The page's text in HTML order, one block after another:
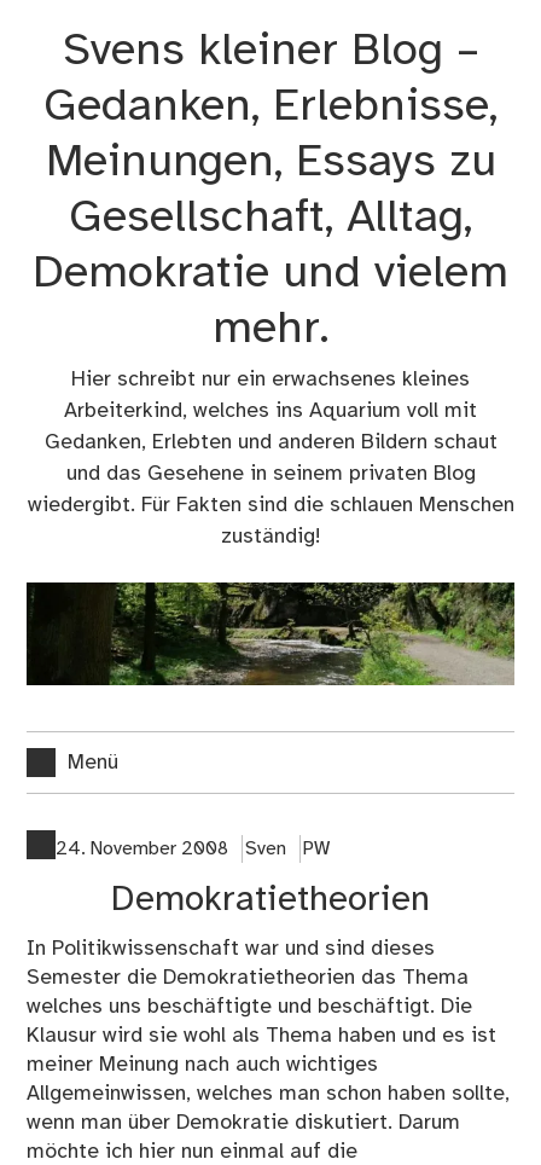
Svens kleiner Blog –
Gedanken, Erlebnisse,
Meinungen, Essays zu
Gesellschaft, Alltag,
Demokratie und vielem
mehr.
Hier schreibt nur ein erwachsenes kleines
Arbeiterkind, welches ins Aquarium voll mit
Gedanken, Erlebten und anderen Bildern schaut
und das Gesehene in seinem privaten Blog
wiedergibt. Für Fakten sind die schlauen Menschen
zuständig!
Menü
24. November 2008 Sven PW
Demokratietheorien
In Politikwissenschaft war und sind dieses
Semester die Demokratietheorien das Thema
welches uns beschäftigte und beschäftigt. Die
Klausur wird sie wohl als Thema haben und es ist
meiner Meinung nach auch wichtiges
Allgemeinwissen, welches man schon haben sollte,
wenn man über Demokratie diskutiert. Darum
möchte ich hier nun einmal auf die